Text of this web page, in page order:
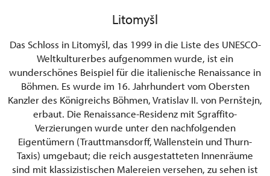
Litomyšl
Das Schloss in Litomyšl, das 1999 in die Liste des UNESCO-
Weltkulturerbes aufgenommen wurde, ist ein
wunderschönes Beispiel für die italienische Renaissance in
Böhmen. Es wurde im 16. Jahrhundert vom Obersten
Kanzler des Königreichs Böhmen, Vratislav II. von Pernštejn,
erbaut. Die Renaissance-Residenz mit Sgraffito-
Verzierungen wurde unter den nachfolgenden
Eigentümern (Trauttmansdorff, Wallenstein und Thurn-
Taxis) umgebaut; die reich ausgestatteten Innenräume
sind mit klassizistischen Malereien versehen, zu sehen ist